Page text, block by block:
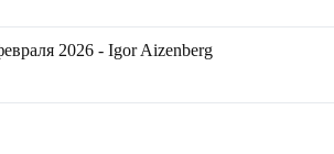
2026 - Igor Aizenberg